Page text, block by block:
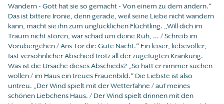
Wandern - Gott hat sie so gemacht - Von einem zu dem andern.“
Das ist bittere Ironie, denn gerade, weil seine Liebe nicht wandern
kann, macht sie ihn zum unglücklichen Flüchtling. „Will dich im
Traum nicht stören, wär schad um deine Ruh, ... / Schreib im
Vorübergehen / Ans Tor dir: Gute Nacht.“ Ein leiser, liebevoller,
fast versöhnlicher Abschied trotz all der zugefügten Kränkung.
Was ist die Ursache dieses Abschieds? „So hätt er nimmer suchen
wollen / im Haus ein treues Frauenbild.“ Die Liebste ist also
untreu. „Der Wind spielt mit der Wetterfahne / auf meines
schönen Liebchens Haus. / Der Wind spielt drinnen mit den